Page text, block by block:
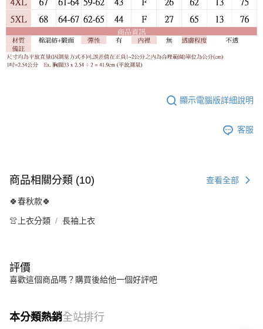
顯示電腦版詳細說明
客服
商品相關分類 (10) 查看全部
🍀春秋款🍀
👚上衣分類 長袖上衣
評價
喜歡這個商品嗎？購買後給他一個好評吧
本分類熱銷全站排行